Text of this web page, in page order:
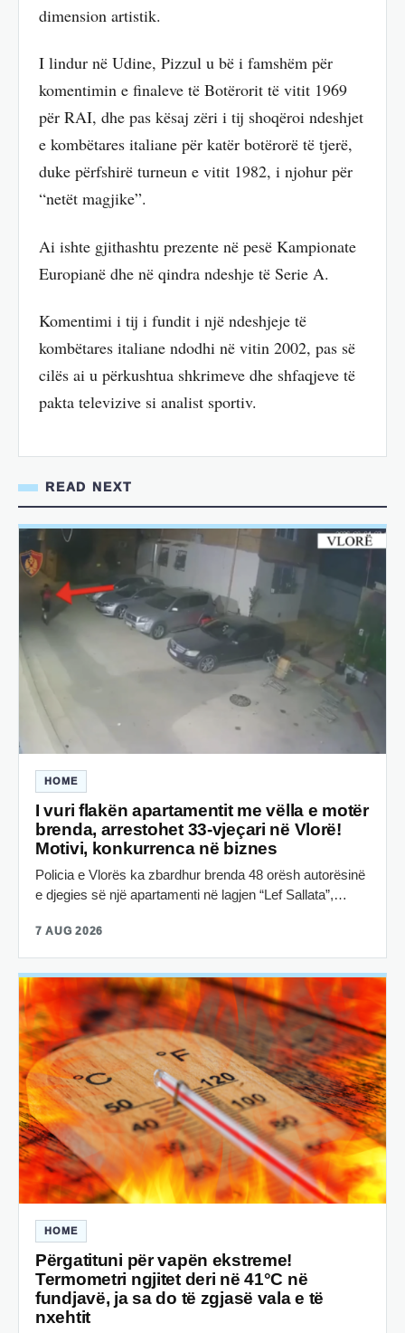
dimension artistik.
I lindur në Udine, Pizzul u bë i famshëm për
komentimin e finaleve të Botërorit të vitit 1969
për RAI, dhe pas kësaj zëri i tij shoqëroi ndeshjet
e kombëtares italiane për katër botërorë të tjerë,
duke përfshirë turneun e vitit 1982, i njohur për
“netët magjike”.
Ai ishte gjithashtu prezente në pesë Kampionate
Europianë dhe në qindra ndeshje të Serie A.
Komentimi i tij i fundit i një ndeshjeje të
kombëtares italiane ndodhi në vitin 2002, pas së
cilës ai u përkushtua shkrimeve dhe shfaqjeve të
pakta televizive si analist sportiv.
READ NEXT
HOME
I vuri flakën apartamentit me vëlla e motër
brenda, arrestohet 33-vjeçari në Vlorë!
Motivi, konkurrenca në biznes
Policia e Vlorës ka zbardhur brenda 48 orësh autorësinë
e djegies së një apartamenti në lagjen “Lef Sallata”,…
7 AUG 2026
HOME
Përgatituni për vapën ekstreme!
Termometri ngjitet deri në 41°C në
fundjavë, ja sa do të zgjasë vala e të
nxehtit